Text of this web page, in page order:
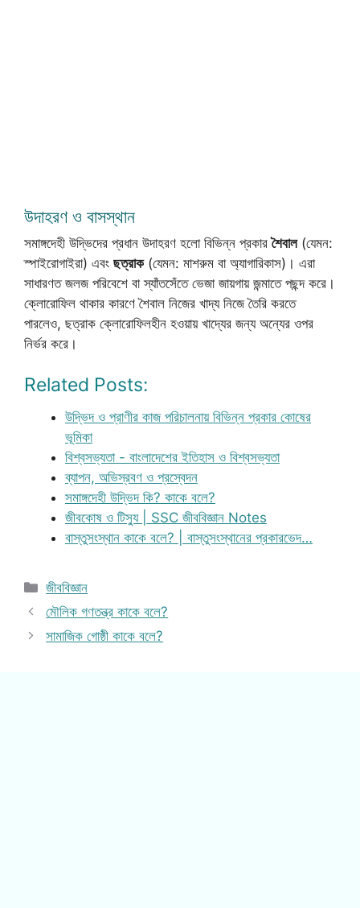
উদাহরণ ও বাসস্থান
সমাঙ্গদেহী উদ্ভিদের প্রধান উদাহরণ হলো বিভিন্ন প্রকারশৈবাল(যেমন:
স্পাইরোগাইরা) এবং ছত্রাক(যেমন: মাশরুম বা অ্যাগারিকাস)। এরা
সাধারণত জলজ পরিবেশে বা স্যাঁতসেঁতে ভেজা জায়গায় জন্মাতে পছন্দ করে।
ক্লোরোফিল থাকার কারণে শৈবাল নিজের খাদ্য নিজে তৈরি করতে
পারলেও, ছত্রাক ক্লোরোফিলহীন হওয়ায় খাদ্যের জন্য অন্যের ওপর
নির্ভর করে।
Related Posts:
উদ্ভিদ ও প্রাণীর কাজ পরিচালনায় বিভিন্ন প্রকার কোষের
ভূমিকা
বিশ্বসভ্যতা - বাংলাদেশের ইতিহাস ও বিশ্বসভ্যতা
ব্যাপন, অভিস্রবণ ও প্রস্বেদন
সমাঙ্গদেহী উদ্ভিদ কি? কাকে বলে?
জীবকোষ ও টিস্যু | SSC জীববিজ্ঞান Notes
বাস্তুসংস্থান কাকে বলে? | বাস্তুসংস্থানের প্রকারভেদ…
Categories
জীববিজ্ঞান
মৌলিক গণতন্ত্র কাকে বলে?
সামাজিক গোষ্ঠী কাকে বলে?